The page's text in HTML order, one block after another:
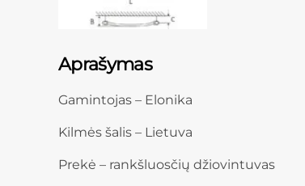
Aprašymas
Gamintojas – Elonika
Kilmės šalis – Lietuva
Prekė – rankšluosčių džiovintuvas